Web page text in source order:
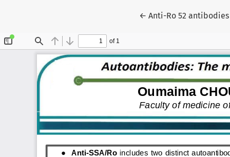
← Retourner aux
Anti-Ro 52 antibodies